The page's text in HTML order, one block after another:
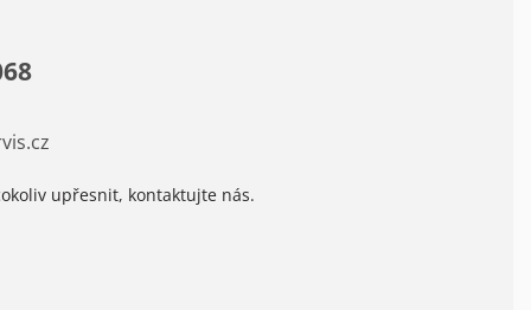
upřesnit, kontaktujte nás.